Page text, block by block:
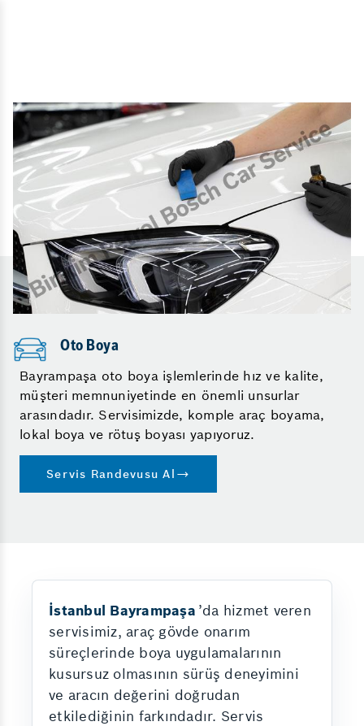
Oto Boya
Bayrampaşa oto boya işlemlerinde hız ve kalite,
müşteri memnuniyetinde en önemli unsurlar
arasındadır. Servisimizde, komple araç boyama,
lokal boya ve rötuş boyası yapıyoruz.
Servis Randevusu Al
İstanbul Bayrampaşa ’da hizmet veren
servisimiz, araç gövde onarım
süreçlerinde boya uygulamalarının
kusursuz olmasının sürüş deneyimini
ve aracın değerini doğrudan
etkilediğinin farkındadır. Servis